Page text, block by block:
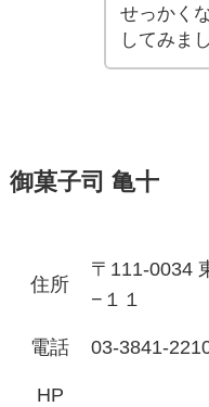
せっかく
してみま
御菓子司 亀十
住所
〒111-0034
−１１
電話 03-3841-
HP